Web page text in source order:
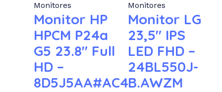
Monitores
Monitor HP
HPCM P24a
G5 23.8″ Full
HD –
8D5J5AA#AC4
Monitores
Monitor LG
23,5″ IPS
LED FHD –
24BL550J-
B.AWZM